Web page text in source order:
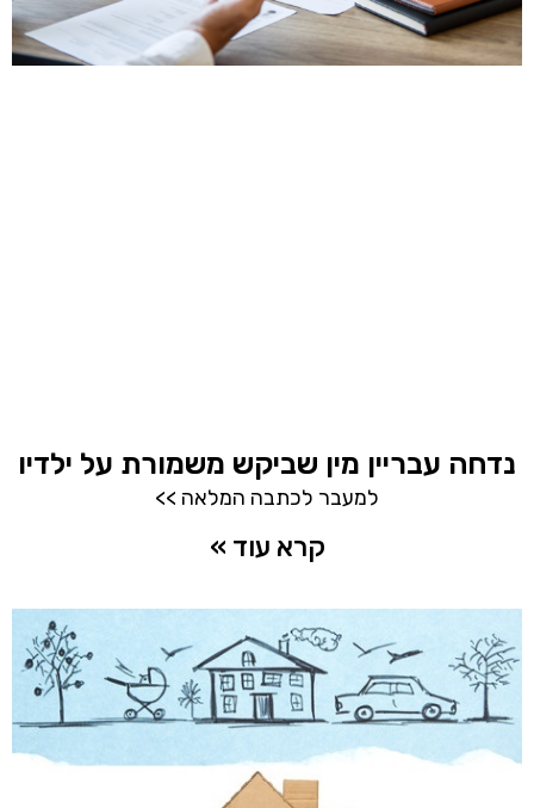
נדחה עבריין מין שביקש משמורת על ילדיו
למעבר לכתבה המלאה >>
קרא עוד »